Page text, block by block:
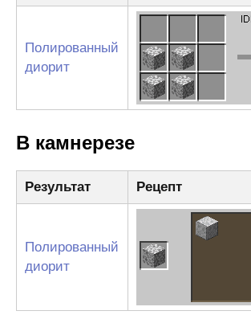
Полированный
диорит
В камнерезе
Результат Рецепт
Полированный
диорит